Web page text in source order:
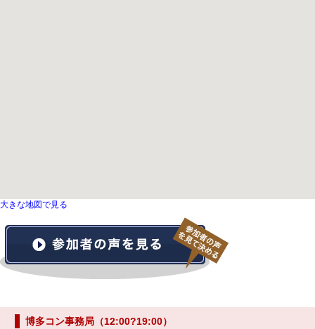
大きな地図で見る
博多コン事務局（12:00?19:00）